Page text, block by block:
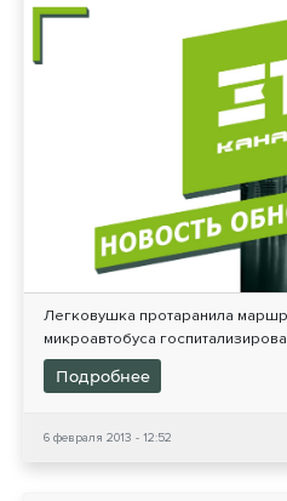
Легковушка протаранила
микроавтобуса
Подробнее
6 февраля 2013 - 12:52